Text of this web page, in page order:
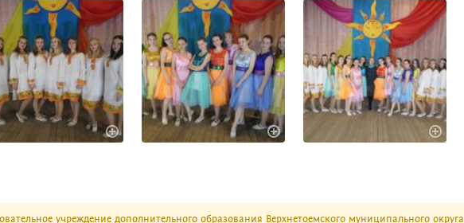
учреждение дополнительного образования Верхнетоемского муниципального округа